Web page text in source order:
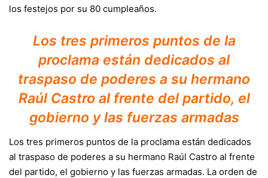
los festejos por su 80 cumpleaños.
Los tres primeros puntos de la
proclama están dedicados al
traspaso de poderes a su hermano
Raúl Castro al frente del partido, el
gobierno y las fuerzas armadas
Los tres primeros puntos de la proclama están dedicados
al traspaso de poderes a su hermano Raúl Castro al frente
del partido, el gobierno y las fuerzas armadas. La orden de